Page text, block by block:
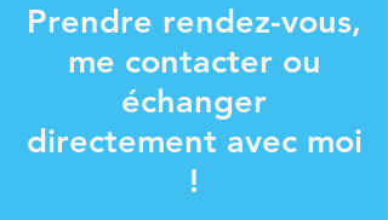
Prendre rendez-vous,
me contacter ou
échanger
directement avec moi
!